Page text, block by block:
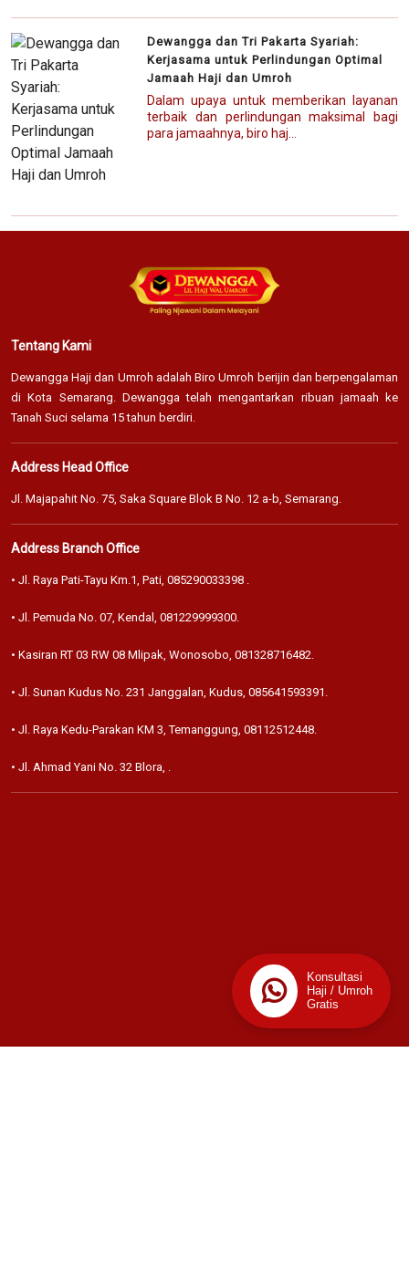
Dewangga dan Tri Pakarta Syariah:
Kerjasama untuk Perlindungan Optimal
Jamaah Haji dan Umroh
Dalam upaya untuk memberikan layanan
terbaik dan perlindungan maksimal bagi
para jamaahnya, biro haj...
Tentang Kami
Dewangga Haji dan Umroh adalah Biro Umroh berijin dan berpengalaman
di Kota Semarang. Dewangga telah mengantarkan ribuan jamaah ke
Tanah Suci selama 15 tahun berdiri.
Address Head Office
Jl. Majapahit No. 75, Saka Square Blok B No. 12 a-b, Semarang.
Address Branch Office
• Jl. Raya Pati-Tayu Km.1, Pati, 085290033398 .
• Jl. Pemuda No. 07, Kendal, 081229999300.
• Kasiran RT 03 RW 08 Mlipak, Wonosobo, 081328716482.
• Jl. Sunan Kudus No. 231 Janggalan, Kudus, 085641593391 .
• Jl. Raya Kedu-Parakan KM 3, Temanggung, 08112512448.
• Jl. Ahmad Yani No. 32 Blora, .
Konsultasi
Haji / Umroh
Gratis